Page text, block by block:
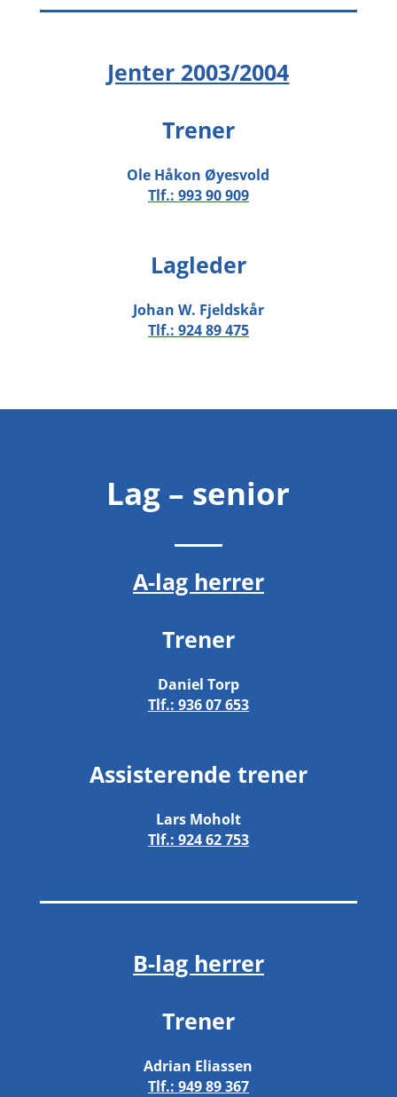
Jenter 2003/2004
Trener
Ole Håkon Øyesvold
Tlf.: 993 90 909
Lagleder
Johan W. Fjeldskår
Tlf.: 924 89 475
Lag – senior
A-lag herrer
Trener
Daniel Torp
Tlf.: 936 07 653
Assisterende trener
Lars Moholt
Tlf.: 924 62 753
B-lag herrer
Trener
Adrian Eliassen
Tlf.: 949 89 367